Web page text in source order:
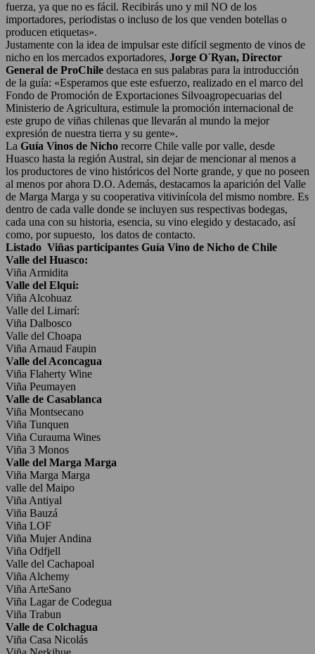
fuerza, ya que no es fácil. Recibirás uno y mil NO de los
importadores, periodistas o incluso de los que venden botellas o
producen etiquetas».
Justamente con la idea de impulsar este difícil segmento de vinos de
nicho en los mercados exportadores, Jorge O´Ryan, Director
General de ProChile destaca en sus palabras para la introducción
de la guía: «Esperamos que este esfuerzo, realizado en el marco del
Fondo de Promoción de Exportaciones Silvoagropecuarias del
Ministerio de Agricultura, estimule la promoción internacional de
este grupo de viñas chilenas que llevarán al mundo la mejor
expresión de nuestra tierra y su gente».
La Guía Vinos de Nicho recorre Chile valle por valle, desde
Huasco hasta la región Austral, sin dejar de mencionar al menos a
los productores de vino históricos del Norte grande, y que no poseen
al menos por ahora D.O. Además, destacamos la aparición del Valle
de Marga Marga y su cooperativa vitivinícola del mismo nombre. Es
dentro de cada valle donde se incluyen sus respectivas bodegas,
cada una con su historia, esencia, su vino elegido y destacado, así
como, por supuesto, los datos de contacto.
Listado Viñas participantes Guía Vino de Nicho de Chile
Valle del Huasco:
Viña Armidita
Valle del Elqui:
Viña Alcohuaz
Valle del Limarí:
Viña Dalbosco
Valle del Choapa
Viña Arnaud Faupin
Valle del Aconcagua
Viña Flaherty Wine
Viña Peumayen
Valle de Casablanca
Viña Montsecano
Viña Tunquen
Viña Curauma Wines
Viña 3 Monos
Valle del Marga Marga
Viña Marga Marga
valle del Maipo
Viña Antiyal
Viña Bauzá
Viña LOF
Viña Mujer Andina
Viña Odfjell
Valle del Cachapoal
Viña Alchemy
Viña ArteSano
Viña Lagar de Codegua
Viña Trabun
Valle de Colchagua
Viña Casa Nicolás